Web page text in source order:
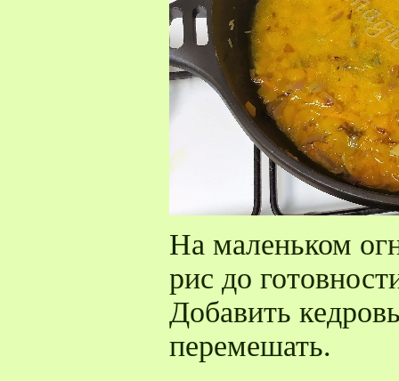
На маленьком
рис до
Добавить
перемешать.